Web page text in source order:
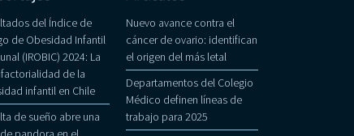
del Índice de
de Obesidad Infantil
(IROBIC) 2024: La
de la
infantil en Chile
de sueño abre una
Nuevo avance contra el
cáncer de ovario: identifican
el origen del más letal
Departamentos del Colegio
Médico definen líneas de
trabajo para 2025